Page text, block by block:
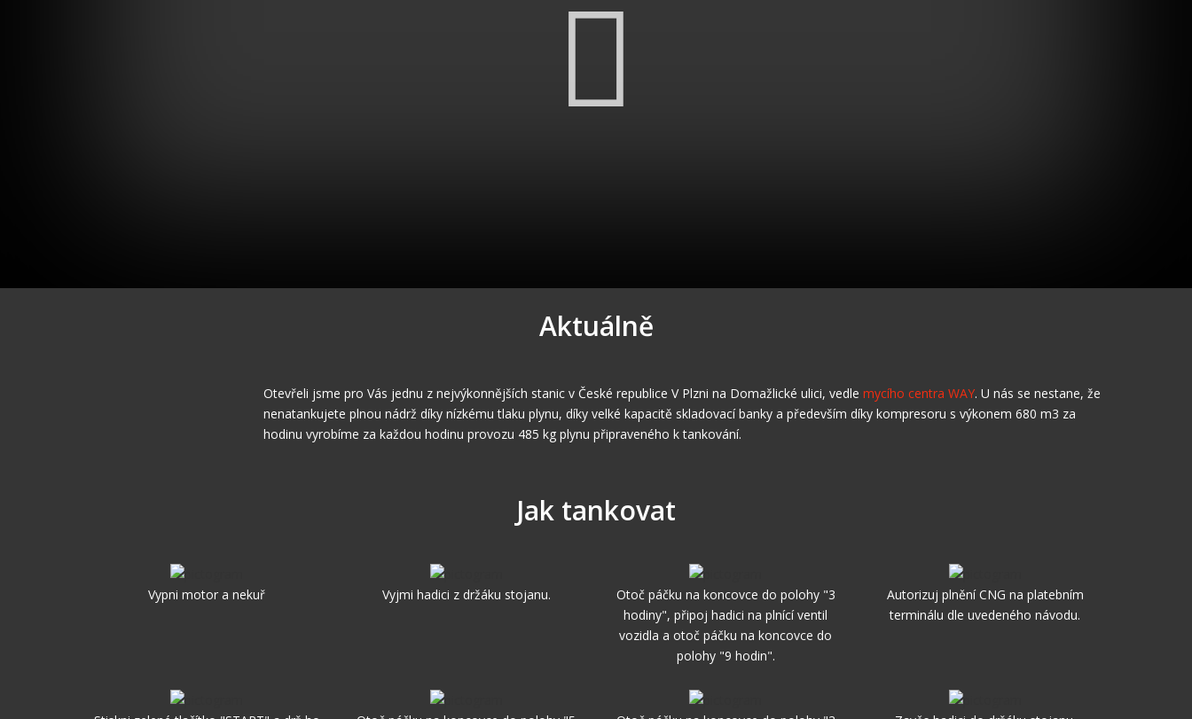
Aktuálně
Otevřeli jsme pro Vás jednu z nejvýkonnějších stanic v České republice V Plzni na Domažlické ulici, vedle mycího centra WAY. U nás se nestane, že
nenatankujete plnou nádrž díky nízkému tlaku plynu, díky velké kapacitě skladovací banky a především díky kompresoru s výkonem 680 m3 za
hodinu vyrobíme za každou hodinu provozu 485 kg plynu připraveného k tankování.
Jak tankovat
Vypni motor a nekuř Vyjmi hadici z držáku stojanu.
Otoč páčku na koncovce do polohy "3
hodiny", připoj hadici na plnící ventil
vozidla a otoč páčku na koncovce do
polohy "9 hodin".
Autorizuj plnění CNG na platebním
terminálu dle uvedeného návodu.